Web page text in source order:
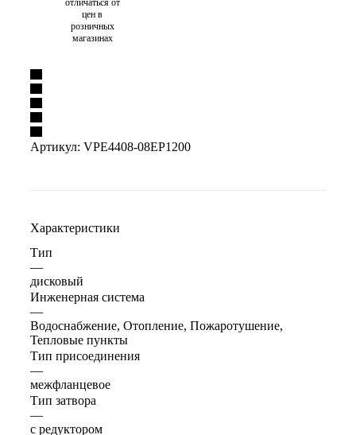
цен в
розничных
магазинах
Артикул: VPE4408-08EP1200
Характеристики
Тип
—
дисковый
Инженерная система
—
Водоснабжение, Отопление, Пожаротушение,
Тепловые пункты
Тип присоединения
—
межфланцевое
Тип затвора
—
с редуктором